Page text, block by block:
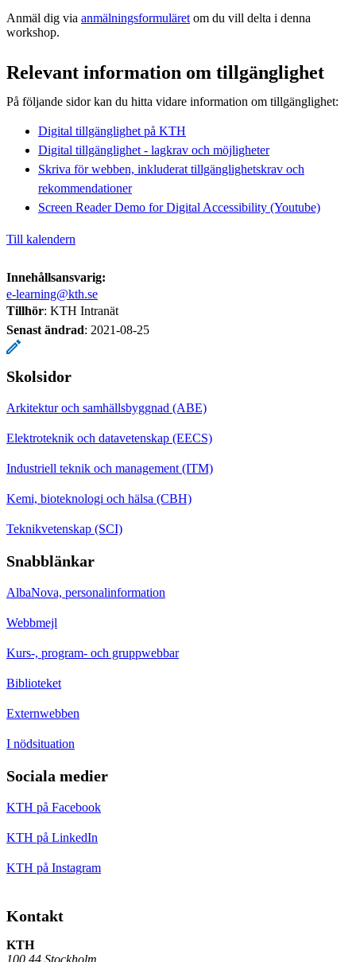
Anmäl dig via anmälningsformuläret om du vill delta i denna
workshop.
Relevant information om tillgänglighet
På följande sidor kan du hitta vidare information om tillgänglighet:
Digital tillgänglighet på KTH
Digital tillgänglighet - lagkrav och möjligheter
Skriva för webben, inkluderat tillgänglighetskrav och
rekommendationer
Screen Reader Demo for Digital Accessibility (Youtube)
Till kalendern
Innehållsansvarig:
e-learning@kth.se
Tillhör: KTH Intranät
Senast ändrad: 2021-08-25
Skolsidor
Arkitektur och samhällsbyggnad (ABE)
Elektroteknik och datavetenskap (EECS)
Industriell teknik och management (ITM)
Kemi, bioteknologi och hälsa (CBH)
Teknikvetenskap (SCI)
Snabblänkar
AlbaNova, personalinformation
Webbmejl
Kurs-, program- och gruppwebbar
Biblioteket
Externwebben
I nödsituation
Sociala medier
KTH på Facebook
KTH på LinkedIn
KTH på Instagram
Kontakt
KTH
100 44 Stockholm